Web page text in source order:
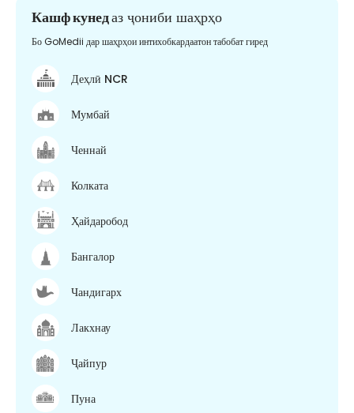
Кашф кунедаз ҷониби шаҳрҳо
Бо GoMedii дар шаҳрҳои интихобкардаатон табобат гиред
Деҳлӣ NCR
Мумбай
Ченнай
Колката
Ҳайдаробод
Бангалор
Чандигарх
Лакхнау
Ҷайпур
Пуна